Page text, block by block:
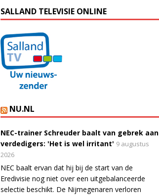
SALLAND TELEVISIE ONLINE
NU.NL
NEC-trainer Schreuder baalt van gebrek aan
verdedigers: 'Het is wel irritant' 9 augustus
2026
NEC baalt ervan dat hij bij de start van de
Eredivisie nog niet over een uitgebalanceerde
selectie beschikt. De Nijmegenaren verloren